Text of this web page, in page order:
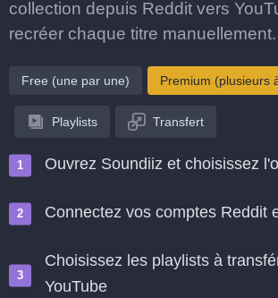
collection depuis Reddit vers
recréer chaque titre manuellement.
Free (une par une) Premium (plusieurs
Playlists Transfert
Ouvrez Soundiiz et choisissez
Connectez vos comptes Reddit
Choisissez les playlists à
YouTube